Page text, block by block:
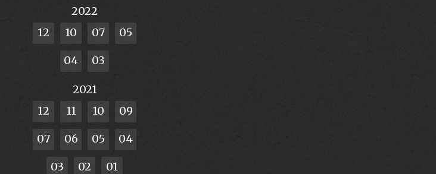
2022
12
10 07 05
04 03
2021
12
11 10 09
07 06 05 04
03 02 01